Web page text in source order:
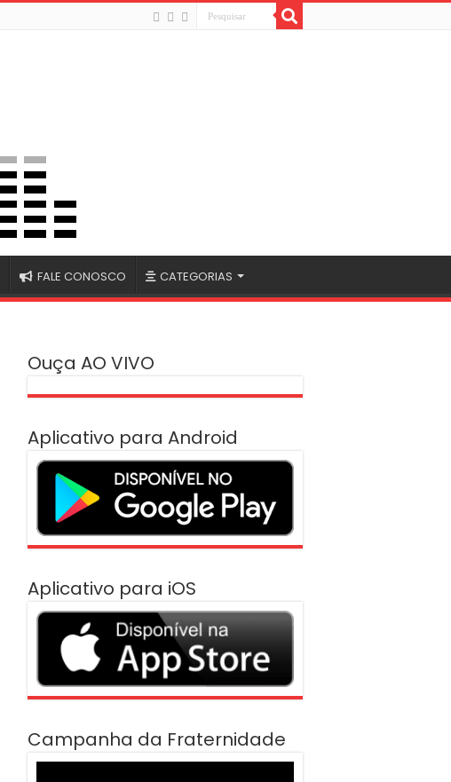
FALE CONOSCO CATEGORIAS
Ouça AO VIVO
Aplicativo para Android
Aplicativo para iOS
Campanha da Fraternidade